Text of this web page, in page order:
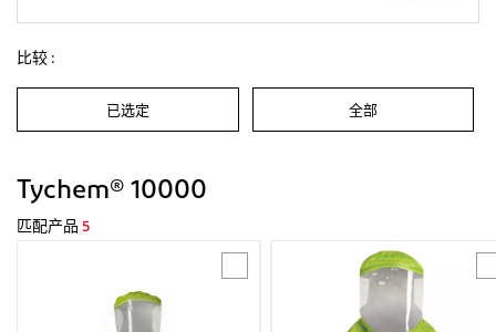
比较 :
已选定 全部
Tychem® 10000
匹配产品 5